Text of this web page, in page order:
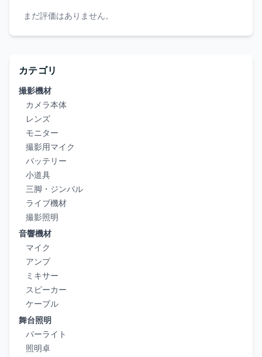
まだ評価はありません。
カテゴリ
撮影機材
カメラ本体
レンズ
モニター
撮影用マイク
バッテリー
小道具
三脚・ジンバル
ライブ機材
撮影照明
音響機材
マイク
アンプ
ミキサー
スピーカー
ケーブル
舞台照明
パーライト
照明卓